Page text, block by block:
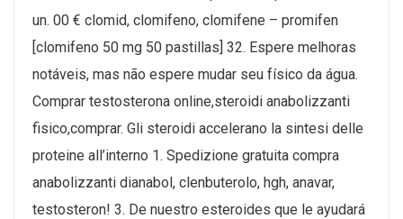
un. 00 € clomid, clomifeno, clomifene – promifen
[clomifeno 50 mg 50 pastillas] 32. Espere melhoras
notáveis, mas não espere mudar seu físico da água.
Comprar testosterona online,steroidi anabolizzanti
fisico,comprar. Gli steroidi accelerano la sintesi delle
proteine all’interno 1. Spedizione gratuita compra
anabolizzanti dianabol, clenbuterolo, hgh, anavar,
testosteron! 3. De nuestro esteroides que le ayudará